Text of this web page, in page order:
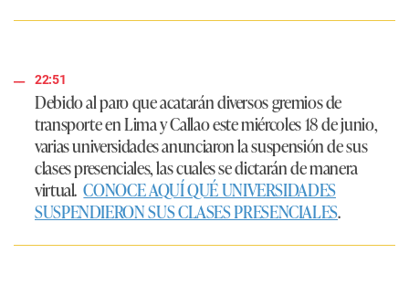
22:51
Debido al paro que acatarán diversos gremios de
transporte en Lima y Callao este miércoles 18 de junio,
varias universidades anunciaron la suspensión de sus
clases presenciales, las cuales se dictarán de manera
virtual.CONOCE AQUÍ QUÉ UNIVERSIDADES
SUSPENDIERON SUS CLASES PRESENCIALES.